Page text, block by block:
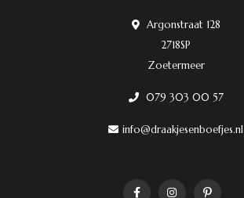
Argonstraat 128
2718SP
Zoetermeer
079 303 00 57
info@draakjesenboefjes.nl